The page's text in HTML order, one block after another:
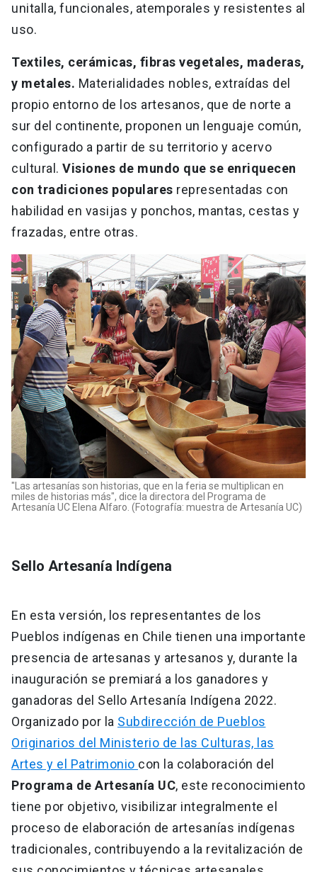
unitalla, funcionales, atemporales y resistentes al
uso.
Textiles, cerámicas, fibras vegetales, maderas,
y metales. Materialidades nobles, extraídas del
propio entorno de los artesanos, que de norte a
sur del continente, proponen un lenguaje común,
configurado a partir de su territorio y acervo
cultural. Visiones de mundo que se enriquecen
con tradiciones populares representadas con
habilidad en vasijas y ponchos, mantas, cestas y
frazadas, entre otras.
"Las artesanías son historias, que en la feria se multiplican en
miles de historias más", dice la directora del Programa de
Artesanía UC Elena Alfaro. (Fotografía: muestra de Artesanía UC)
Sello Artesanía Indígena
En esta versión, los representantes de los
Pueblos indígenas en Chile tienen una importante
presencia de artesanas y artesanos y, durante la
inauguración se premiará a los ganadores y
ganadoras del Sello Artesanía Indígena 2022.
Organizado por la Subdirección de Pueblos
Originarios del Ministerio de las Culturas, las
Artes y el Patrimonio con la colaboración del
Programa de Artesanía UC, este reconocimiento
tiene por objetivo, visibilizar integralmente el
proceso de elaboración de artesanías indígenas
tradicionales, contribuyendo a la revitalización de